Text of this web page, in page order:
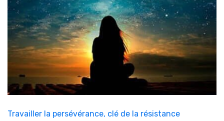
Travailler la persévérance, clé de la résistance